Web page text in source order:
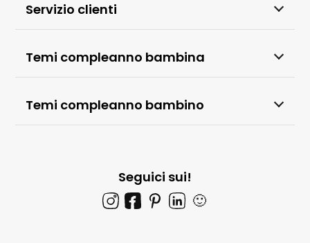
Servizio clienti
Temi compleanno bambina
Temi compleanno bambino
Seguici sui!
🙂